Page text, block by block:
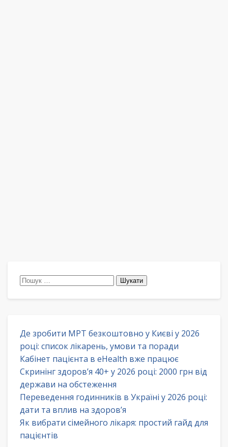
Пошук:
Де зробити МРТ безкоштовно у Києві у 2026
році: список лікарень, умови та поради
Кабінет пацієнта в eHealth вже працює
Скринінг здоров’я 40+ у 2026 році: 2000 грн від
держави на обстеження
Переведення годинників в Україні у 2026 році:
дати та вплив на здоров’я
Як вибрати сімейного лікаря: простий гайд для
пацієнтів